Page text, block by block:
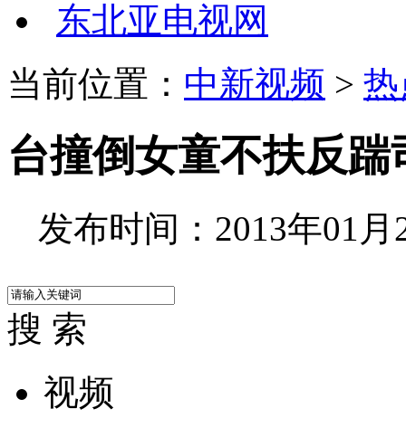
东北亚电视网
当前位置： 中新视频 >
台撞倒女童不扶反
发布时间：2013年01月
搜 索
视频